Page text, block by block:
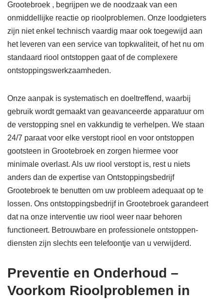
Grootebroek , begrijpen we de noodzaak van een
onmiddellijke reactie op rioolproblemen. Onze loodgieters
zijn niet enkel technisch vaardig maar ook toegewijd aan
het leveren van een service van topkwaliteit, of het nu om
standaard riool ontstoppen gaat of de complexere
ontstoppingswerkzaamheden.
Onze aanpak is systematisch en doeltreffend, waarbij
gebruik wordt gemaakt van geavanceerde apparatuur om
de verstopping snel en vakkundig te verhelpen. We staan
24/7 paraat voor elke verstopt riool en voor ontstoppen
gootsteen in Grootebroek en zorgen hiermee voor
minimale overlast. Als uw riool verstopt is, rest u niets
anders dan de expertise van Ontstoppingsbedrijf
Grootebroek te benutten om uw probleem adequaat op te
lossen. Ons ontstoppingsbedrijf in Grootebroek garandeert
dat na onze interventie uw riool weer naar behoren
functioneert. Betrouwbare en professionele ontstoppen-
diensten zijn slechts een telefoontje van u verwijderd.
Preventie en Onderhoud –
Voorkom Rioolproblemen in